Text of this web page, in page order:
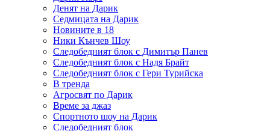
Денят на Дарик
Седмицата на Дарик
Новините в 18
Ники Кънчев Шоу
Следобедният блок с Димитър Панев
Следобедният блок с Надя Брайт
Следобедният блок с Гери Турийска
В тренда
Агросвят по Дарик
Време за джаз
Спортното шоу на Дарик
Следобедният блок